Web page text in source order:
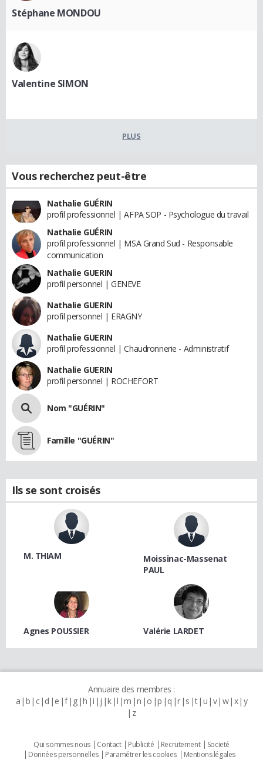
Stéphane MONDOU
Valentine SIMON
PLUS
Vous recherchez peut-être
Nathalie GUÉRIN
profil professionnel | AFPA SOP - Psychologue du travail
Nathalie GUÉRIN
profil professionnel | MSA Grand Sud - Responsable
communication
Nathalie GUERIN
profil personnel | GENEVE
Nathalie GUERIN
profil personnel | ERAGNY
Nathalie GUERIN
profil professionnel | Chaudronnerie - Administratif
Nathalie GUERIN
profil personnel | ROCHEFORT
Nom "GUÉRIN"
Famille "GUÉRIN"
Ils se sont croisés
M. THIAM
Moissinac-Massenat
PAUL
Agnes POUSSIER Valérie LARDET
Annuaire des membres :
a b c d e f g h i j k l m n o p q r s t u v w x y
z
Qui sommes nous Contact Publicité Recrutement
Societé
Données personnelles
Paramétrer les cookies
Mentions légales